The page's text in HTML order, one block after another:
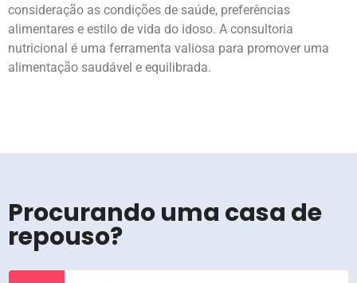
consideração as condições de saúde, preferências
alimentares e estilo de vida do idoso. A consultoria
nutricional é uma ferramenta valiosa para promover uma
alimentação saudável e equilibrada.
Procurando uma casa de
repouso?